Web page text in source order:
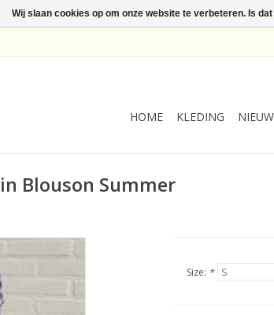
HOME KLEDING
Blouson Summer
Size: *
Wij slaan cookies op om onze website te verbeteren. Is